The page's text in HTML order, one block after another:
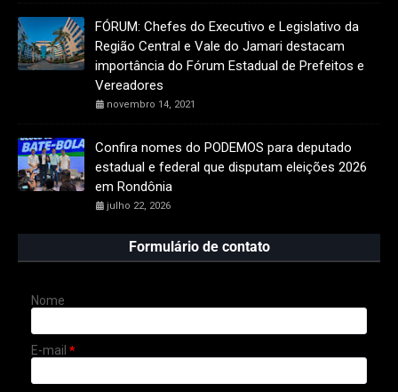
FÓRUM: Chefes do Executivo e Legislativo da
Região Central e Vale do Jamari destacam
importância do Fórum Estadual de Prefeitos e
Vereadores
novembro 14, 2021
Confira nomes do PODEMOS para deputado
estadual e federal que disputam eleições 2026
em Rondônia
julho 22, 2026
Formulário de contato
Nome
E-mail *